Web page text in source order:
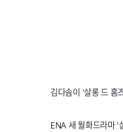
김다솜이 '살롱 드 홈
ENA 새 월화드라마 '